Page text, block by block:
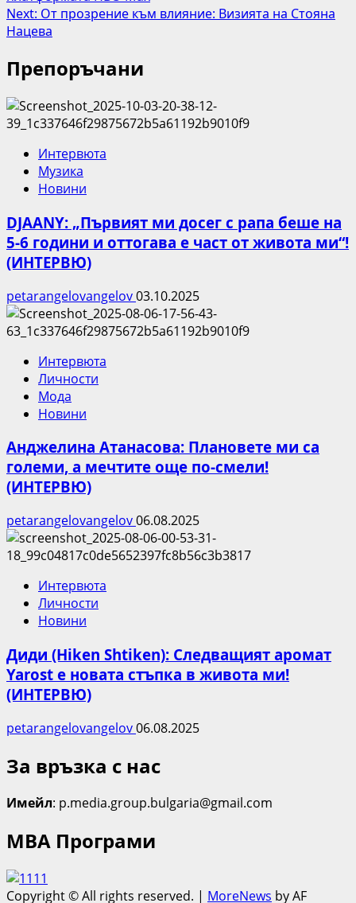
Next: От прозрение към влияние: Визията на Стояна
Нацева
Препоръчани
Интервюта
Музика
Новини
DJAANY: „Първият ми досег с рапа беше на
5-6 години и оттогава е част от живота ми“!
(ИНТЕРВЮ)
petarangelovangelov03.10.2025
Интервюта
Личности
Мода
Новини
Анджелина Атанасова: Плановете ми са
големи, а мечтите още по-смели!
(ИНТЕРВЮ)
petarangelovangelov06.08.2025
Интервюта
Личности
Новини
Диди (Hiken Shtiken): Следващият аромат
Yarost е новата стъпка в живота ми!
(ИНТЕРВЮ)
petarangelovangelov06.08.2025
За връзка с нас
Имейл: p.media.group.bulgaria@gmail.com
МВА Програми
Copyright © All rights reserved. | MoreNews by AF